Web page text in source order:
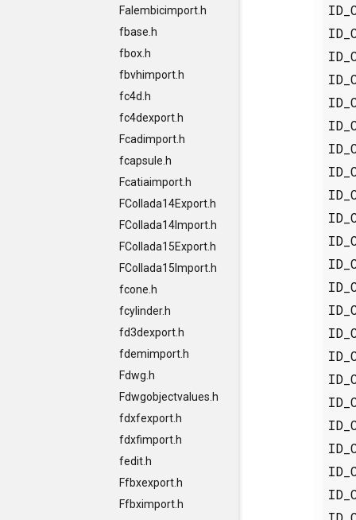
Falembicimport.h
fbase.h
fbox.h
fbvhimport.h
fc4d.h
fc4dexport.h
Fcadimport.h
fcapsule.h
Fcatiaimport.h
FCollada14Export.h
FCollada14Import.h
FCollada15Export.h
FCollada15Import.h
fcone.h
fcylinder.h
fd3dexport.h
fdemimport.h
Fdwg.h
Fdwgobjectvalues.h
fdxfexport.h
fdxfimport.h
fedit.h
Ffbxexport.h
Ffbximport.h